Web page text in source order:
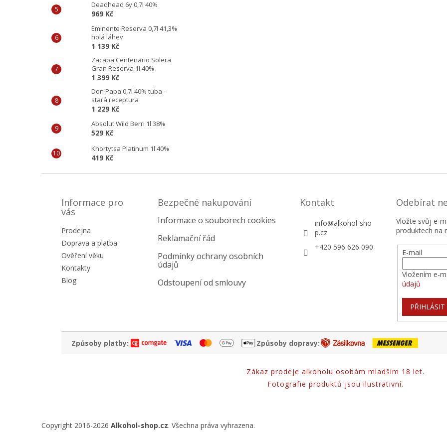
Deadhead 6y 0,7l 40%
969 Kč
Eminente Reserva 0,7l 41,3%
holá láhev
1 139 Kč
Zacapa Centenario Solera
Gran Reserva 1l 40%
1 399 Kč
Don Papa 0,7l 40% tuba -
stará receptura
1 229 Kč
Absolut Wild Berri 1l 38%
529 Kč
Khortytsa Platinum 1l 40%
419 Kč
Informace pro
vás
Prodejna
Doprava a platba
Ověření věku
Kontakty
Blog
Bezpečné nakupování
Informace o souborech cookies
Reklamační řád
Podmínky ochrany osobních
údajů
Odstoupení od smlouvy
Kontakt
info@alkohol-sho
p.cz
+420 596 626 090
Odebírat
Vložte svůj e-
produktech na
E-mail
Vložením e-
údajů
PŘIHLÁSIT
Způsoby platby: Způsoby dopravy:
Zákaz prodeje alkoholu osobám mladším 18 let.
Fotografie produktů jsou ilustrativní.
Copyright 2016-2026 Alkohol-shop.cz. Všechna práva vyhrazena.